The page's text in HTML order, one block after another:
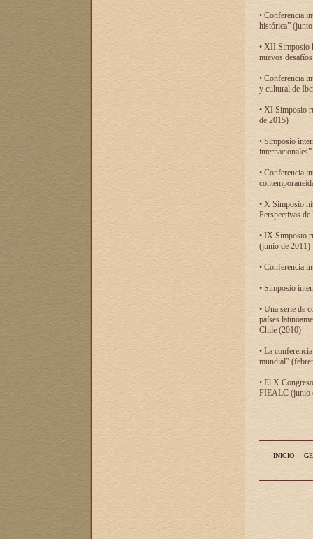
• Conferencia
histórica”
• XII Simposio
nuevos
• Conferencia
y cultural de
• XI Simposio
de 2015)
• Simposio
• Conferencia
• X Simposio
Perspectivas
• IX Simposio
(junio de 2011)
• Conferencia
• Simposio
• Una serie de
países
Chile (2010)
• La
mundial”
• El X
FIEALC (junio
INICIO